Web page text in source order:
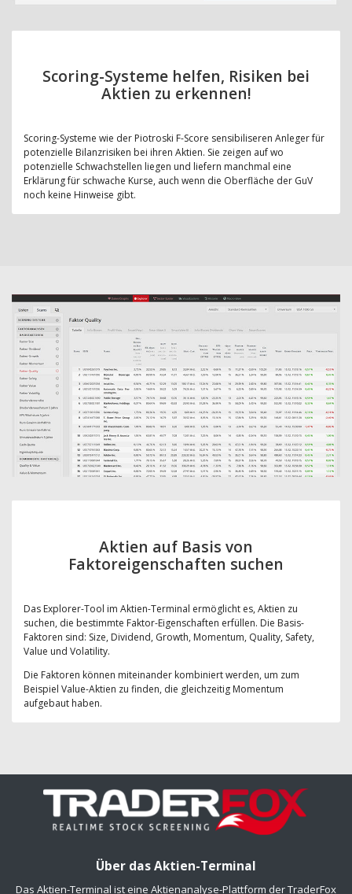
Scoring-Systeme helfen, Risiken bei
Aktien zu erkennen!
Scoring-Systeme wie der Piotroski F-Score sensibiliseren Anleger für
potenzielle Bilanzrisiken bei ihren Aktien. Sie zeigen auf wo
potenzielle Schwachstellen liegen und liefern manchmal eine
Erklärung für schwache Kurse, auch wenn die Oberfläche der GuV
noch keine Hinweise gibt.
Aktien auf Basis von
Faktoreigenschaften suchen
Das Explorer-Tool im Aktien-Terminal ermöglicht es, Aktien zu
suchen, die bestimmte Faktor-Eigenschaften erfüllen. Die Basis-
Faktoren sind: Size, Dividend, Growth, Momentum, Quality, Safety,
Value und Volatility.
Die Faktoren können miteinander kombiniert werden, um zum
Beispiel Value-Aktien zu finden, die gleichzeitig Momentum
aufgebaut haben.
Über das Aktien-Terminal
Das Aktien-Terminal ist eine Aktienanalyse-Plattform der TraderFox